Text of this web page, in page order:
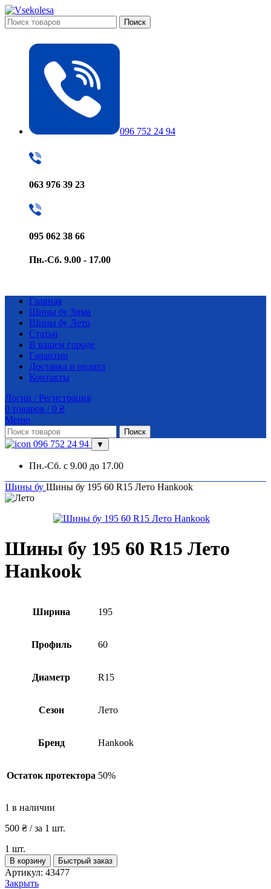
Поиск
096 752 24 94
063 976 39 23
095 062 38 66
Пн.-Сб. 9.00 - 17.00
Главная
Шины бу Зима
Шины бу Лето
Статьи
В вашем городе
Гарантии
Доставка и оплата
Контакты
Логин / Регистрация
0 товаров / 0 ₴
Меню
Поиск
096 752 24 94 ▼
Пн.-Сб. с 9.00 до 17.00
Шины бу Шины бу 195 60 R15 Лето Hankook
Шины бу 195 60 R15 Лето
Hankook
Ширина 195
Профиль 60
Диаметр R15
Сезон Лето
Бренд Hankook
Остаток протектора 50%
1 в наличии
500 ₴ / за 1 шт.
1 шт.
Количество
товара
Шины
В корзину Быстрый заказ
Артикул: 43477
Закрыть